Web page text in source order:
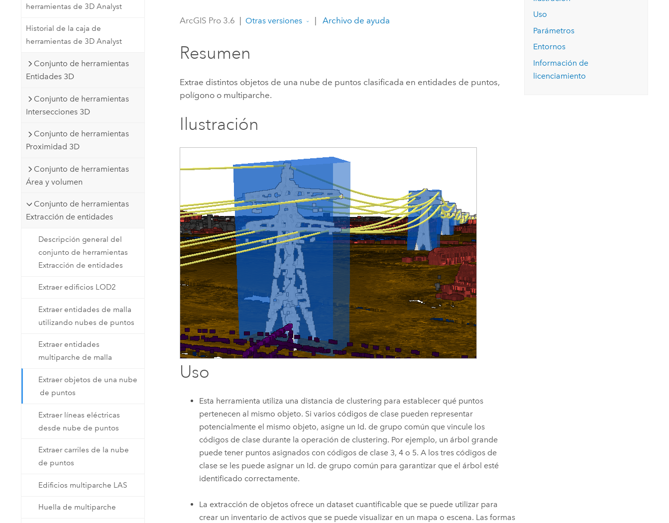
Crear aplicaciones de
representación cartográfica y
Explorar ArcGIS Pro
Todos los sectores
Todas las historias
Leer la historia
herramientas de 3D Analyst
Historial de la caja de
herramientas de 3D Analyst
Conjunto de herramientas
Entidades 3D
Conjunto de herramientas
Intersecciones 3D
Conjunto de herramientas
Proximidad 3D
Conjunto de herramientas
Área y volumen
Conjunto de herramientas
Extracción de entidades
Descripción general del
conjunto de herramientas
Extracción de entidades
Extraer edificios LOD2
Extraer entidades de malla
utilizando nubes de puntos
Extraer entidades
multiparche de malla
Extraer objetos de una nube
de puntos
Extraer líneas eléctricas
desde nube de puntos
Extraer carriles de la nube
de puntos
Edificios multiparche LAS
Huella de multiparche
ArcGIS Pro 3.6 Otras versiones Archivo de ayuda
Resumen
Extrae distintos objetos de una nube de puntos clasificada en entidades de puntos,
polígono o multiparche.
Ilustración
Uso
Esta herramienta utiliza una distancia de clustering para establecer qué puntos
pertenecen al mismo objeto. Si varios códigos de clase pueden representar
potencialmente el mismo objeto, asigne un Id. de grupo común que vincule los
códigos de clase durante la operación de clustering. Por ejemplo, un árbol grande
puede tener puntos asignados con códigos de clase 3, 4 o 5. A los tres códigos de
clase se les puede asignar un Id. de grupo común para garantizar que el árbol esté
identificado correctamente.
La extracción de objetos ofrece un dataset cuantificable que se puede utilizar para
crear un inventario de activos que se puede visualizar en un mapa o escena. Las formas
Uso
Parámetros
Entornos
Información de
licenciamiento